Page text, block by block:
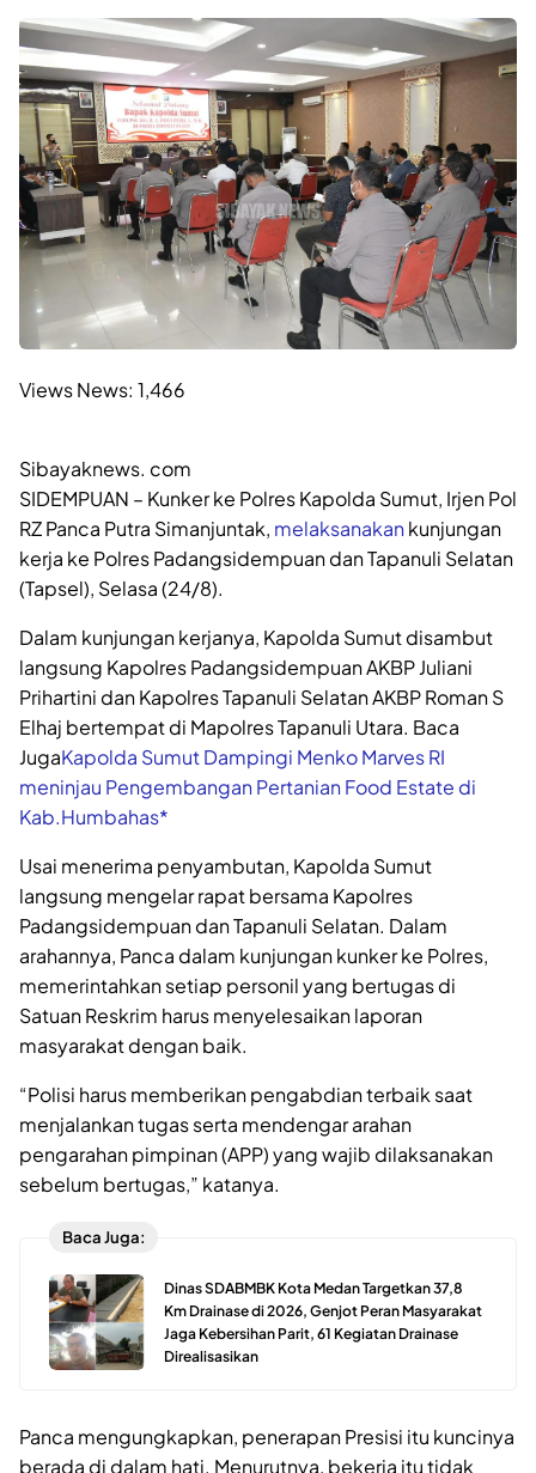
Views News: 1,466
Sibayaknews. com
SIDEMPUAN – Kunker ke Polres Kapolda Sumut, Irjen Pol
RZ Panca Putra Simanjuntak, melaksanakankunjungan
kerja ke Polres Padangsidempuan dan Tapanuli Selatan
(Tapsel), Selasa (24/8).
Dalam kunjungan kerjanya, Kapolda Sumut disambut
langsung Kapolres Padangsidempuan AKBP Juliani
Prihartini dan Kapolres Tapanuli Selatan AKBP Roman S
Elhaj bertempat di Mapolres Tapanuli Utara. Baca
JugaKapolda Sumut Dampingi Menko Marves RI
meninjau Pengembangan Pertanian Food Estate di
Kab.Humbahas*
Usai menerima penyambutan, Kapolda Sumut
langsung mengelar rapat bersama Kapolres
Padangsidempuan dan Tapanuli Selatan. Dalam
arahannya, Panca dalam kunjungan kunker ke Polres,
memerintahkan setiap personil yang bertugas di
Satuan Reskrim harus menyelesaikan laporan
masyarakat dengan baik.
“Polisi harus memberikan pengabdian terbaik saat
menjalankan tugas serta mendengar arahan
pengarahan pimpinan (APP) yang wajib dilaksanakan
sebelum bertugas,” katanya.
Baca Juga:
Dinas SDABMBK Kota Medan Targetkan 37,8
Km Drainase di 2026, Genjot Peran Masyarakat
Jaga Kebersihan Parit, 61 Kegiatan Drainase
Direalisasikan
Panca mengungkapkan, penerapan Presisi itu kuncinya
berada di dalam hati. Menurutnya, bekerja itu tidak